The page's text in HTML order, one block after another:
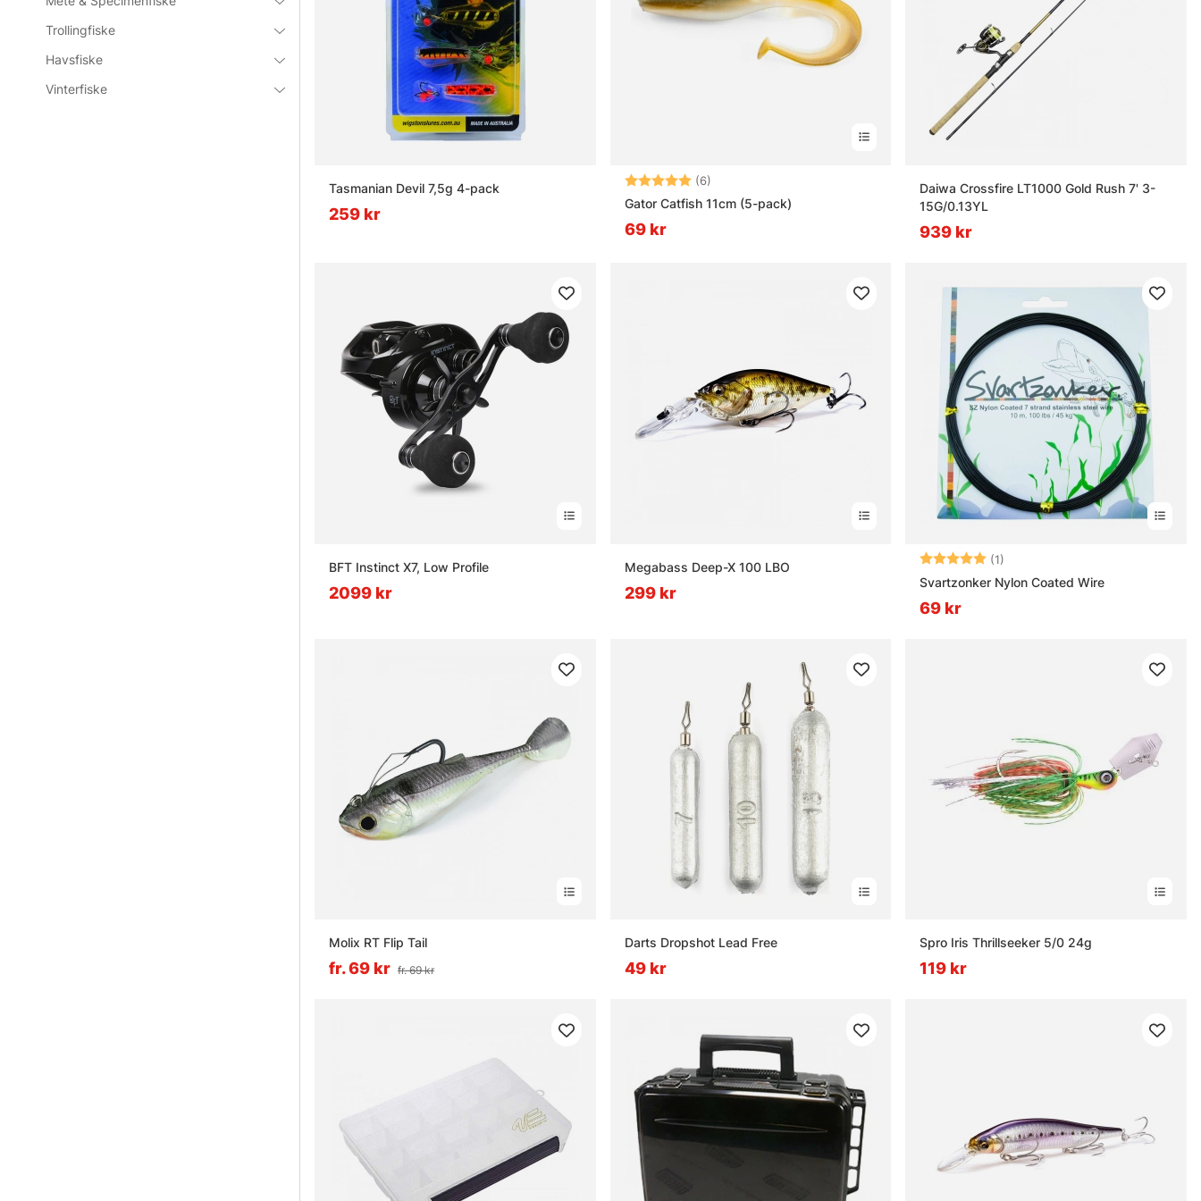
Trollingfiske
Havsfiske
Vinterfiske
Vad är bra beten till spinnfiske?
Vad är skillnaden mellan haspelrulle och multirulle vid spinnfiske?
Vad är ett bra spinnfiskeset för nybörjare?
Tasmanian Devil 7,5g 4-pack
259 kr
Betyg: (6)
Gator Catfish 11cm (5-pack)
69 kr
Daiwa Crossfire LT1000 Gold Rush 7' 3-
15G/0.13YL
939 kr
BFT Instinct X7, Low Profile
2099 kr
Megabass Deep-X 100 LBO
299 kr
Betyg: (1)
Svartzonker Nylon Coated Wire
69 kr
Molix RT Flip Tail
fr. 69 kr fr. 69 kr
Darts Dropshot Lead Free
49 kr
Spro Iris Thrillseeker 5/0 24g
119 kr